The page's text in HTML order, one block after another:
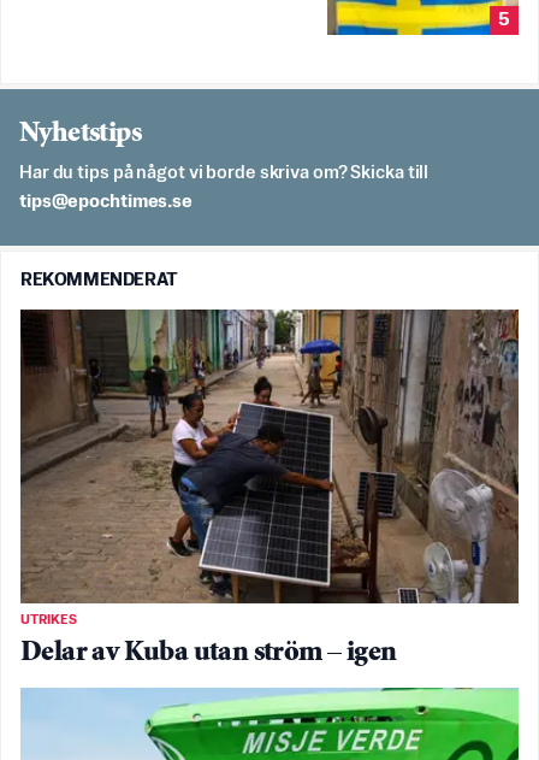
5
Nyhetstips
Har du tips på något vi borde skriva om? Skicka till
es.semithcope@spit
REKOMMENDERAT
UTRIKES
Delar av Kuba utan ström – igen